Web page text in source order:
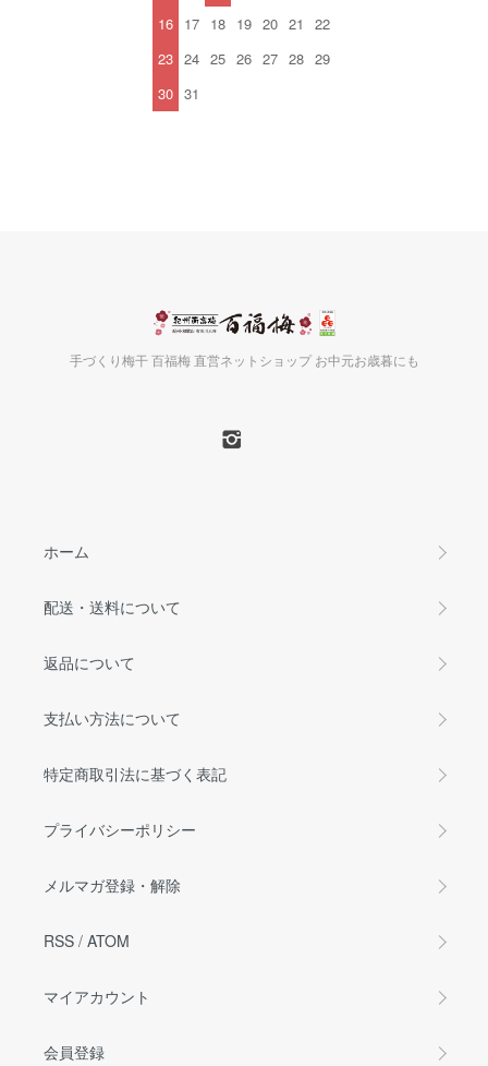
16 17 18 19 20 21
22
23 24 25 26 27 28 29
30 31
手づくり梅干 百福梅 直営ネットショップ お中元お歳暮にも
ホーム
配送・送料について
返品について
支払い方法について
特定商取引法に基づく表記
プライバシーポリシー
メルマガ登録・解除
RSS / ATOM
マイアカウント
会員登録